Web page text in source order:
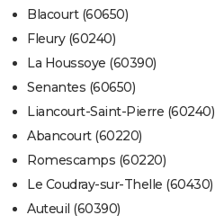
Blacourt (60650)
Fleury (60240)
La Houssoye (60390)
Senantes (60650)
Liancourt-Saint-Pierre (60240)
Abancourt (60220)
Romescamps (60220)
Le Coudray-sur-Thelle (60430)
Auteuil (60390)